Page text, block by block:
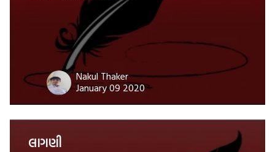
Nakul Thaker
January 09 2020
લાગણી